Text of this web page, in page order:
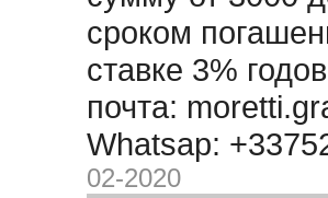
сроком
ставке 3%
почта:
Whatsap:
02-2020